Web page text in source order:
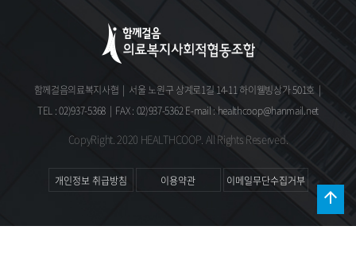
함께걸음의료복지사협 | 서울 노원구 상계로1길 14-11 하이웰빙상가 501호 |
TEL : 02)937-5368 | FAX : 02)937-5362 E-mail : healthcoop@hanmail.net
CopyRight. 2020 HEALTHCOOP. All Rights Reserved.
개인정보 취급방침 이용약관 이메일무단수집거부
